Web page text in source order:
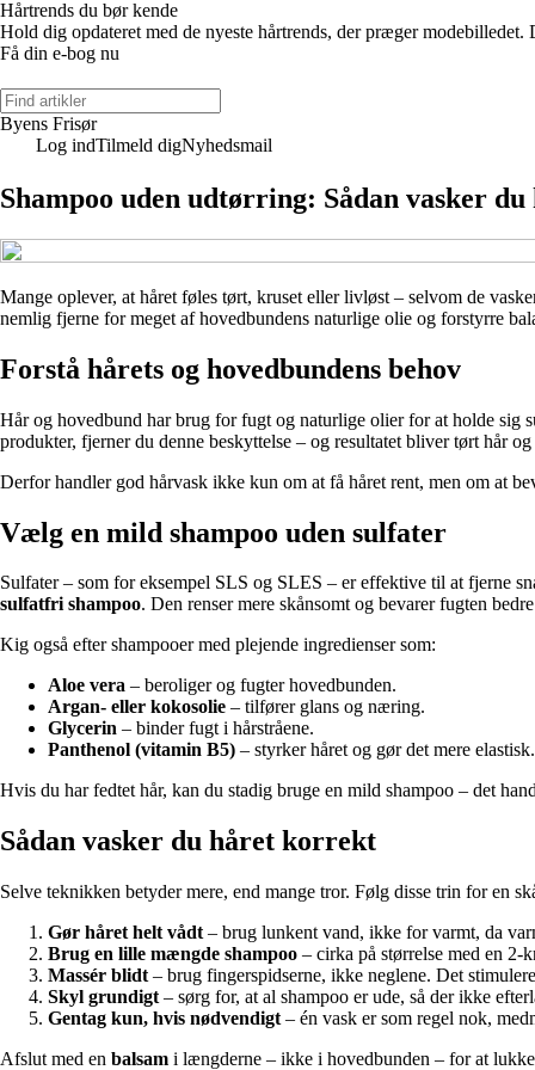
Hårtrends du bør kende
Hold dig opdateret med de nyeste hårtrends, der præger
Få din e-bog nu
Byens Frisør
Log indTilmeld digNyhedsmail
Shampoo uden udtørring: Sådan vasker
Mange oplever, at håret føles tørt, kruset eller livløst – selvom de
nemlig fjerne for meget af hovedbundens naturlige olie og forstyrre
Forstå hårets og hovedbundens behov
Hår og hovedbund har brug for fugt og naturlige olier for at holde sig
produkter, fjerner du denne beskyttelse – og resultatet bliver tørt hår
Derfor handler god hårvask ikke kun om at få håret rent, men om at
Vælg en mild shampoo uden sulfater
Sulfater – som for eksempel SLS og SLES – er effektive til at fjerne
sulfatfri shampoo. Den renser mere skånsomt og bevarer fugten
Kig også efter shampooer med plejende ingredienser som:
Aloe vera – beroliger og fugter hovedbunden.
Argan- eller kokosolie – tilfører glans og næring.
Glycerin – binder fugt i hårstråene.
Panthenol (vitamin B5) – styrker håret og gør det mere elastisk.
Hvis du har fedtet hår, kan du stadig bruge en mild shampoo – det
Sådan vasker du håret korrekt
Selve teknikken betyder mere, end mange tror. Følg disse trin for en
Gør håret helt vådt – brug lunkent vand, ikke for varmt, da
Brug en lille mængde shampoo – cirka på størrelse med en 2-
Massér blidt – brug fingerspidserne, ikke neglene. Det
Skyl grundigt – sørg for, at al shampoo er ude, så der ikke
Gentag kun, hvis nødvendigt – én vask er som regel nok,
Afslut med en balsam i længderne – ikke i hovedbunden – for at